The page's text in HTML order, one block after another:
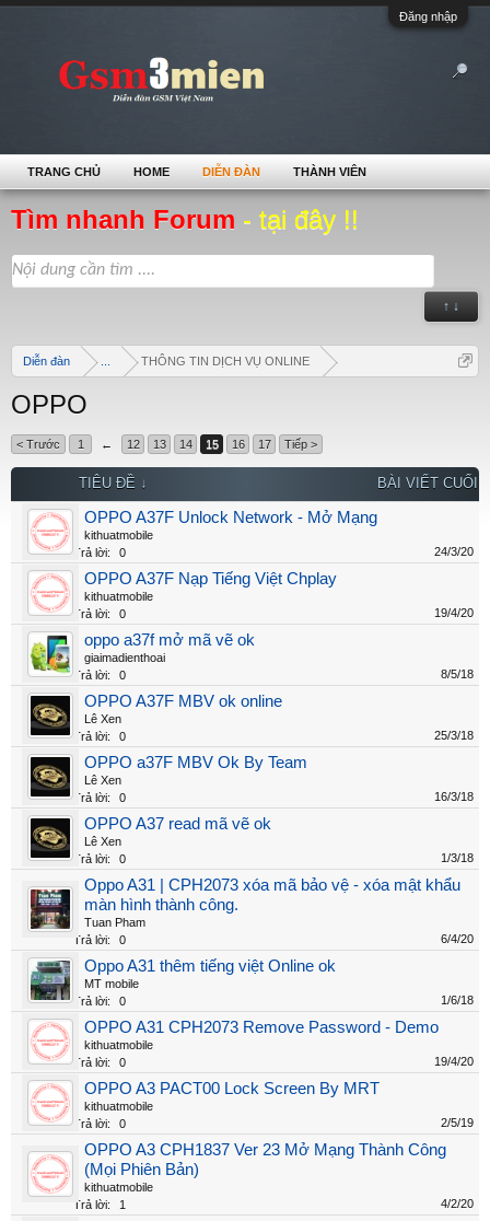
Đăng nhập
Tìm nhanh Forum - tại đây !!
↑ ↓
Diễn đàn THÔNG TIN DỊCH VỤ ONLINE
OPPO
< Trước 1 ← 12 13 14 15 16 17 Tiếp >
TIÊU ĐỀ ↓ BÀI VIẾT CUỐI
OPPO A37F Unlock Network - Mở Mạng
kithuatmobile
Trả lời:
0 24/3/20
OPPO A37F Nạp Tiếng Việt Chplay
kithuatmobile
Trả lời:
0 19/4/20
oppo a37f mở mã vẽ ok
giaimadienthoai
Trả lời:
0 8/5/18
OPPO A37F MBV ok online
Lê Xen
Trả lời:
0 25/3/18
OPPO a37F MBV Ok By Team
Lê Xen
Trả lời:
0 16/3/18
OPPO A37 read mã vẽ ok
Lê Xen
Trả lời:
0 1/3/18
Oppo A31 | CPH2073 xóa mã bảo vệ - xóa mật khẩu
màn hình thành công.
Tuan Pham
Trả lời:
0 6/4/20
Oppo A31 thêm tiếng việt Online ok
MT mobile
Trả lời:
0 1/6/18
OPPO A31 CPH2073 Remove Password - Demo
kithuatmobile
Trả lời:
0 19/4/20
OPPO A3 PACT00 Lock Screen By MRT
kithuatmobile
Trả lời:
0 2/5/19
OPPO A3 CPH1837 Ver 23 Mở Mạng Thành Công
(Mọi Phiên Bản)
kithuatmobile
Trả lời:
1 4/2/20
TRANG CHỦ HOME DIỄN ĐÀN THÀNH VIÊN